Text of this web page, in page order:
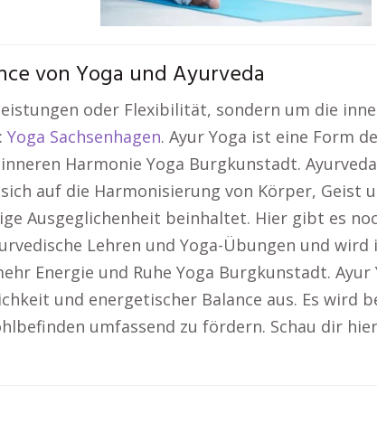
von Yoga und Ayurveda
oder Flexibilität, sondern um die
Yoga Sachsenhagen. Ayur Yoga ist eine Form
Harmonie Yoga Burgkunstadt.
auf die Harmonisierung von Körper, Geist
Ausgeglichenheit beinhaltet. Hier gibt es
Lehren und Yoga-Übungen und
Energie und Ruhe Yoga Burgkunstadt.
und energetischer Balance aus. Es wird
umfassend zu fördern. Schau dir